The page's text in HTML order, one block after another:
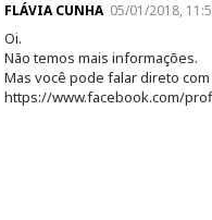
FLÁVIA CUNHA 05/01/2018,
Oi.
Não temos mais informações.
Mas você pode falar direto
https://www.facebook.com/